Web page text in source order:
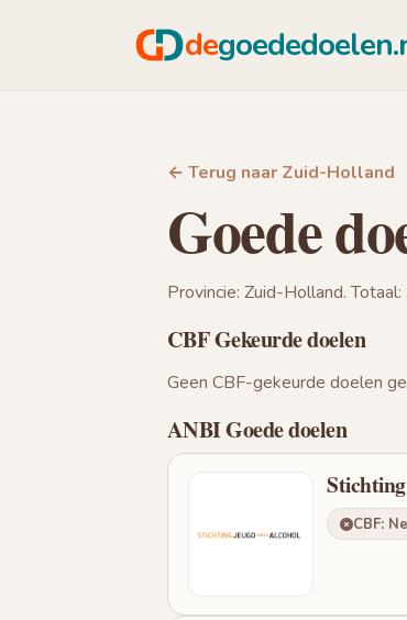
de
← Terug naar Zuid-Holland
Goede
Provincie: Zuid-Holland. Totaal:
CBF Gekeurde doelen
Geen CBF-gekeurde doelen
ANBI Goede doelen
CBF: